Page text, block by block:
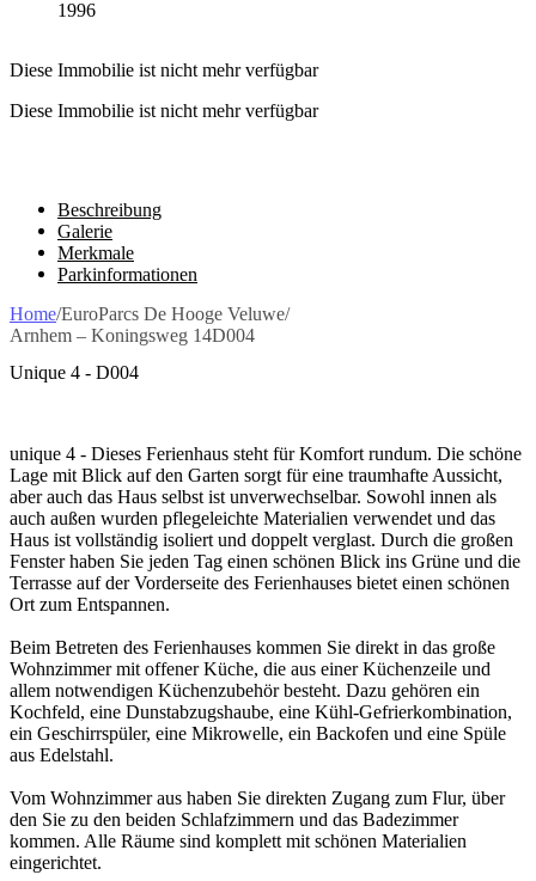
1996
Diese Immobilie ist nicht mehr verfügbar
Diese Immobilie ist nicht mehr verfügbar
Beschreibung
Galerie
Merkmale
Parkinformationen
Home/EuroParcs De Hooge Veluwe/
Arnhem – Koningsweg 14D004
Unique 4 - D004
unique 4 - Dieses Ferienhaus steht für Komfort rundum. Die schöne
Lage mit Blick auf den Garten sorgt für eine traumhafte Aussicht,
aber auch das Haus selbst ist unverwechselbar. Sowohl innen als
auch außen wurden pflegeleichte Materialien verwendet und das
Haus ist vollständig isoliert und doppelt verglast. Durch die großen
Fenster haben Sie jeden Tag einen schönen Blick ins Grüne und die
Terrasse auf der Vorderseite des Ferienhauses bietet einen schönen
Ort zum Entspannen.
Beim Betreten des Ferienhauses kommen Sie direkt in das große
Wohnzimmer mit offener Küche, die aus einer Küchenzeile und
allem notwendigen Küchenzubehör besteht. Dazu gehören ein
Kochfeld, eine Dunstabzugshaube, eine Kühl-Gefrierkombination,
ein Geschirrspüler, eine Mikrowelle, ein Backofen und eine Spüle
aus Edelstahl.
Vom Wohnzimmer aus haben Sie direkten Zugang zum Flur, über
den Sie zu den beiden Schlafzimmern und das Badezimmer
kommen. Alle Räume sind komplett mit schönen Materialien
eingerichtet.